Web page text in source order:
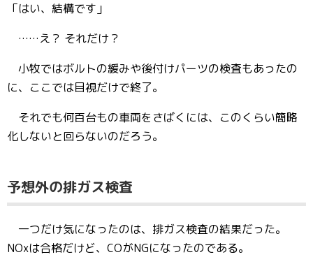
「はい、結構です」
……え？ それだけ？
小牧ではボルトの緩みや後付けパーツの検査もあったの
に、ここでは目視だけで終了。
それでも何百台もの車両をさばくには、このくらい簡略
化しないと回らないのだろう。
予想外の排ガス検査
一つだけ気になったのは、排ガス検査の結果だった。
NOxは合格だけど、COがNGになったのである。